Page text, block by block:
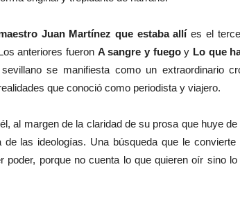
Juan Martínez que estaba allíes el
anteriores fueron A sangre y fuegoy Lo que
se manifiesta como un extraordinario
que conoció como periodista y viajero.
al margen de la claridad de su prosa que huye
las ideologías. Una búsqueda que le convierte
poder, porque no cuenta lo que quieren oír sino